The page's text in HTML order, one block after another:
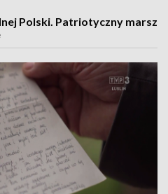
Polski. Patriotyczny marsz